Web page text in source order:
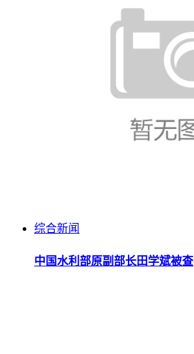
综合新闻
中国水利部原副部长田学斌被查